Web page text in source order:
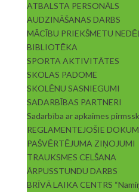
ATBALSTA PERSONĀLS
AUDZINĀŠANAS DARBS
MĀCĪBU PRIEKŠMETU
BIBLIOTĒKA
SPORTA AKTIVITĀTES
SKOLAS PADOME
SKOLĒNU SASNIEGUMI
SADARBĪBAS PARTNERI
Sadarbība ar apkaimes
REGLAMENTEJOŠIE
PAŠVĒRTĒJUMA ZIŅOJUMI
TRAUKSMES CELŠANA
ĀRPUSSTUNDU DARBS
BRĪVĀ LAIKA CENTRS